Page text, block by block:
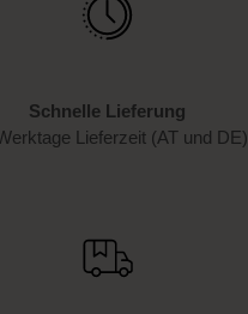
Schnelle Lieferung
Lieferzeit (AT und DE)